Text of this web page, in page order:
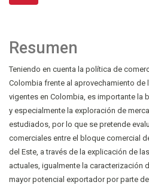
Resumen
Teniendo en cuenta la política de
Colombia frente al aprovechamiento
vigentes en Colombia, es importante la
y especialmente la exploración de
estudiados, por lo que se pretende
comerciales entre el bloque comercial
del Este, a través de la explicación de
actuales, igualmente la caracterización
mayor potencial exportador por parte